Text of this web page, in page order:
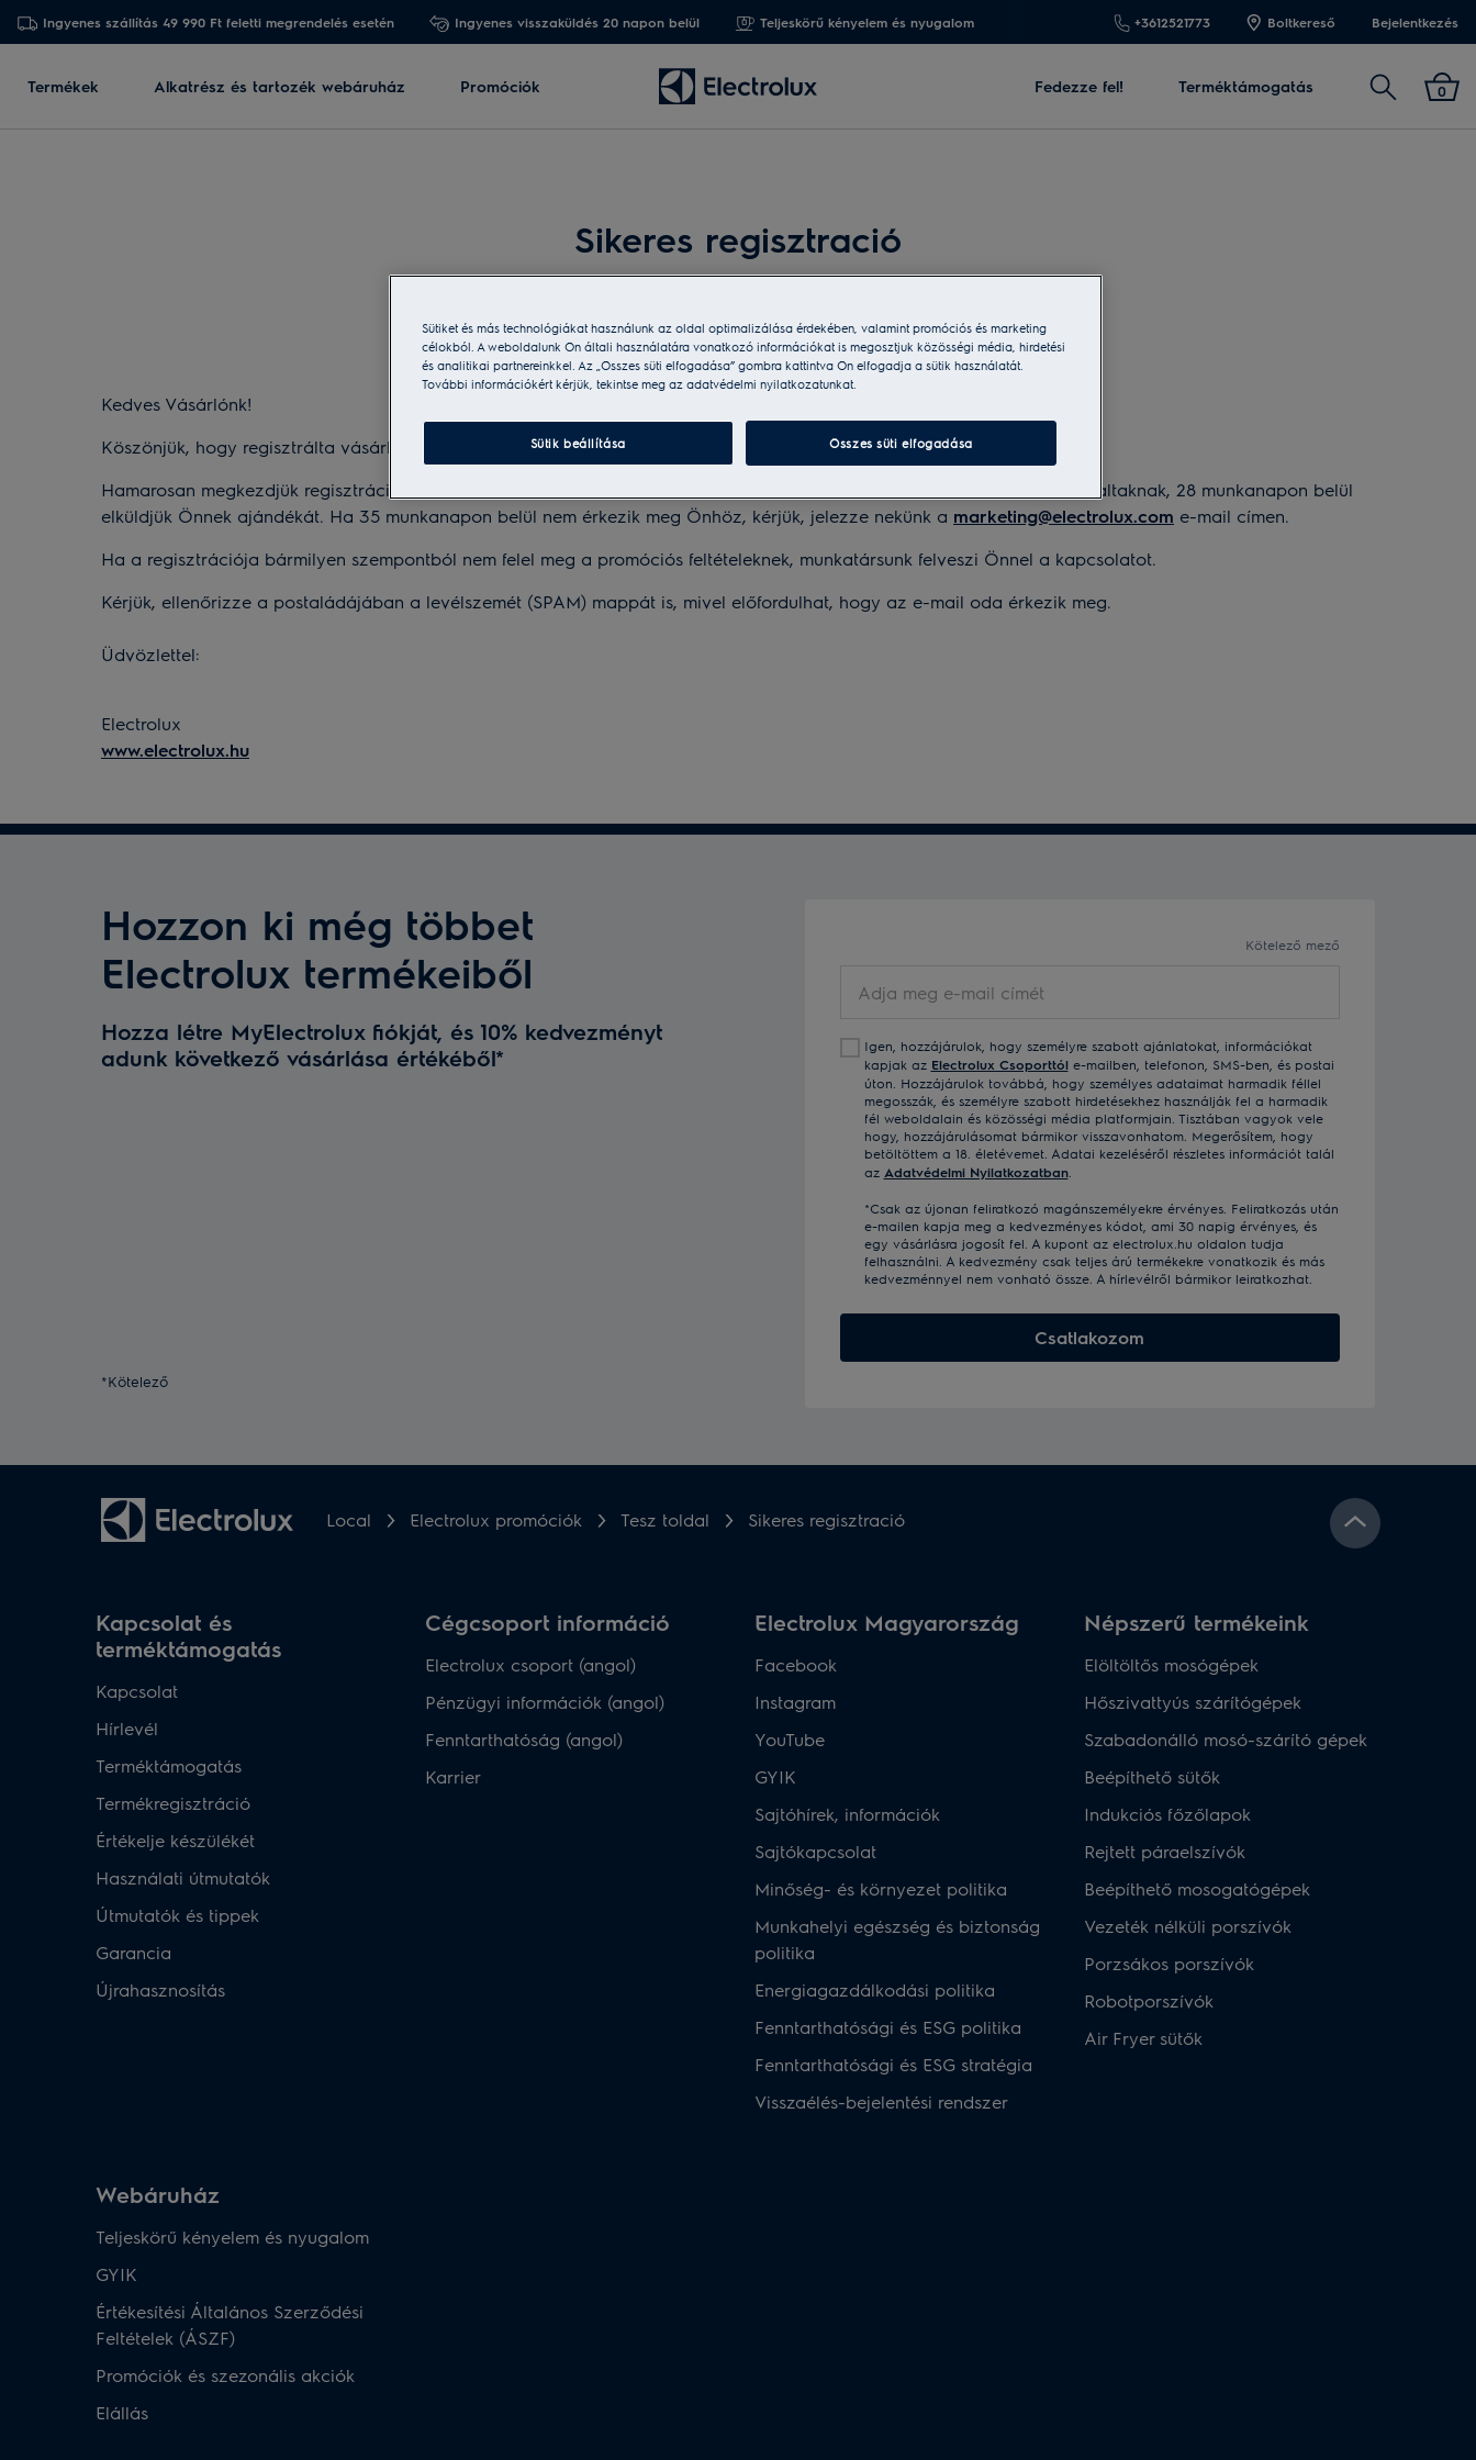
Ingyenes szállítás 49 990 Ft feletti megrendelés esetén Ingyenes visszaküldés 20 napon belül Teljeskörű kényelem és nyugalom +3612521773 Boltkereső Bejelentkezés
Termékek Alkatrész és tartozék webáruház Promóciók Fedezze fel! Terméktámogatás Keresés 0
Sikeres regisztració
Kedves Vásárlónk!
Köszönjük, hogy regisztrálta vásárlását!
Hamarosan megkezdjük regisztrációja feldolgozását. Amennyiben a regisztráció megfelel a
foglaltaknak, 28 munkanapon belül
elküldjük Önnek ajándékát. Ha 35 munkanapon belül nem érkezik meg Önhöz, kérjük, jelezze nekünk a marketing@electrolux.com e-mail címen.
Ha a regisztrációja bármilyen szempontból nem felel meg a promóciós feltételeknek, munkatársunk felveszi Önnel a kapcsolatot.
Kérjük, ellenőrizze a postaládájában a levélszemét (SPAM) mappát is, mivel előfordulhat, hogy az e-mail oda érkezik meg.
Üdvözlettel:
Electrolux
www.electrolux.hu
Hozzon ki még többet
Electrolux termékeiből
Hozza létre MyElectrolux fiókját, és 10% kedvezményt
adunk következő vásárlása értékéből*
*Kötelező
Kötelező mező
meg
mail
címét
Igen, hozzájárulok, hogy személyre szabott ajánlatokat, információkat
kapjak az Electrolux Csoporttóle-mailben, telefonon, SMS-ben, és postai
úton. Hozzájárulok továbbá, hogy személyes adataimat harmadik féllel
megosszák, és személyre szabott hirdetésekhez használják fel a harmadik
fél weboldalain és közösségi média platformjain. Tisztában vagyok vele
hogy, hozzájárulásomat bármikor visszavonhatom. Megerősítem, hogy
betöltöttem a 18. életévemet. Adatai kezeléséről részletes információt talál
az Adatvédelmi Nyilatkozatban.
*Csak az újonan feliratkozó magánszemélyekre érvényes. Feliratkozás után
e-mailen kapja meg a kedvezményes kódot, ami 30 napig érvényes, és
egy vásárlásra jogosít fel. A kupont az electrolux.hu oldalon tudja
felhasználni. A kedvezmény csak teljes árú termékekre vonatkozik és más
kedvezménnyel nem vonható össze. A hírlevélről bármikor leiratkozhat.
Csatlakozom
Local Electrolux promóciók Tesz toldal Sikeres regisztració
Kapcsolat és
terméktámogatás
Kapcsolat
Hírlevél
Terméktámogatás
Termékregisztráció
Értékelje készülékét
Használati útmutatók
Útmutatók és tippek
Garancia
Újrahasznosítás
Cégcsoport információ
Electrolux csoport (angol)
Pénzügyi információk (angol)
Fenntarthatóság (angol)
Karrier
Electrolux Magyarország
Facebook
Instagram
YouTube
GYIK
Sajtóhírek, információk
Sajtókapcsolat
Minőség- és környezet politika
Munkahelyi egészség és biztonság
politika
Energiagazdálkodási politika
Fenntarthatósági és ESG politika
Fenntarthatósági és ESG stratégia
Visszaélés-bejelentési rendszer
Népszerű termékeink
Elöltöltős mosógépek
Hőszivattyús szárítógépek
Szabadonálló mosó-szárító gépek
Beépíthető sütők
Indukciós főzőlapok
Rejtett páraelszívók
Beépíthető mosogatógépek
Vezeték nélküli porszívók
Porzsákos porszívók
Robotporszívók
Air Fryer sütők
Webáruház​
Teljeskörű kényelem és nyugalom
GYIK
Értékesítési Általános Szerződési
Feltételek (ÁSZF)
Promóciók és szezonális akciók
Elállás
Sütiket és más technológiákat használunk az oldal optimalizálása érdekében, valamint promóciós és marketing
célokból. A weboldalunk Ön általi használatára vonatkozó információkat is megosztjuk közösségi média, hirdetési
és analitikai partnereinkkel. Az „Összes süti elfogadása” gombra kattintva Ön elfogadja a sütik használatát.
További információkért kérjük, tekintse meg az adatvédelmi nyilatkozatunkat.
Sütik beállítása Összes süti elfogadása